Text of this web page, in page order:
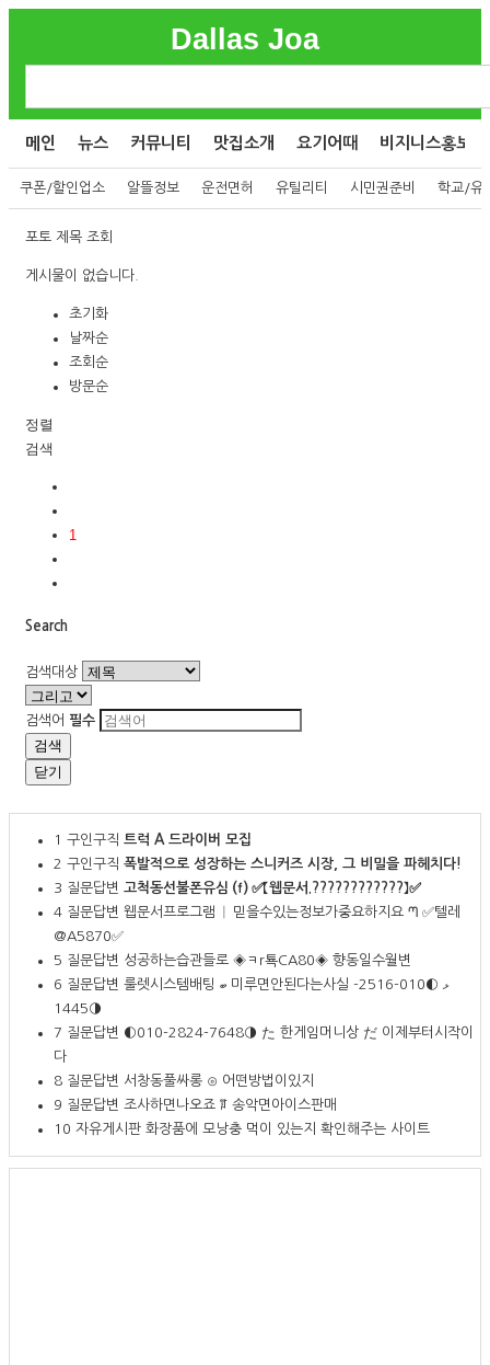
Dallas Joa
메인 뉴스 커뮤니티 맛집소개 요기어때 비지니스홍보
쿠폰/할인업소 알뜰정보 운전면허 유틸리티 시민권준비 학교/유
포토 제목 조회
게시물이 없습니다.
초기화
날짜순
조회순
방문순
정렬
검색
1
Search
검색대상
검색어 필수
검색
닫기
1 구인구직 트럭 A 드라이버 모집
2 구인구직 폭발적으로 성장하는 스니커즈 시장, 그 비밀을 파헤치다!
3 질문답변 고척동선불폰유심 ⒡ ✅【웹문서.????????????】✅
4 질문답변 웹문서프로그램 ᛁ 믿을수있는정보가중요하지요 ᘉ ✅텔레
@A5870✅
5 질문답변 성공하는습관들로 ◈ㅋr툑CA80◈ 향동일수월변
6 질문답변 룰렛시스템배팅 ބ 미루면안된다는사실 ޅ ◐010-2516-
1445◑
7 질문답변 ◐010-2824-7648◑ た 한게임머니상 だ 이제부터시작이
다
8 질문답변 서창동풀싸롱 ⊙ 어떤방법이있지
9 질문답변 조사하면나오죠 ꅶ 송악면아이스판매
10 자유게시판 화장품에 모낭충 먹이 있는지 확인해주는 사이트